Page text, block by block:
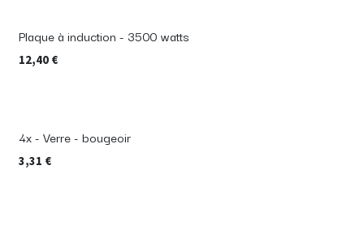
Plaque à induction - 3500 watts
12,40 €
4x - Verre - bougeoir
3,31 €